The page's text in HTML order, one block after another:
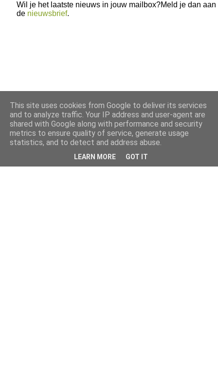
Wil je het laatste nieuws in jouw mailbox?Meld je dan aan
de nieuwsbrief.
This site uses cookies from Google to deliver its services
and to analyze traffic. Your IP address and user-agent are
shared with Google along with performance and security
metrics to ensure quality of service, generate usage
statistics, and to detect and address abuse.
LEARN MORE GOT IT